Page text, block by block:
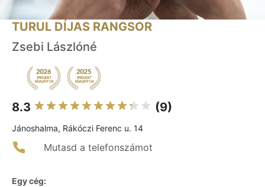
TURUL DÍJAS RANGSOR
Zsebi Lászlóné
8.3 (9)
Jánoshalma, Rákóczi Ferenc u. 14
Mutasd a telefonszámot
Egy cég: